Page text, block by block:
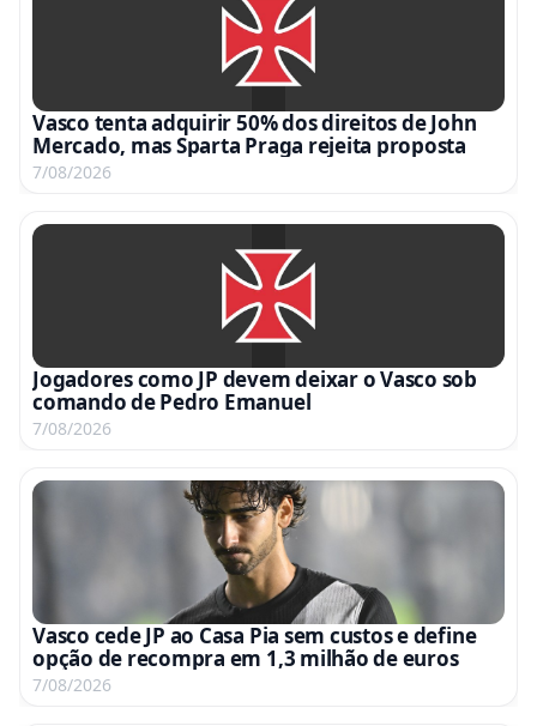
Vasco tenta adquirir 50% dos direitos de John
Mercado, mas Sparta Praga rejeita proposta
7/08/2026
Jogadores como JP devem deixar o Vasco sob
comando de Pedro Emanuel
7/08/2026
Vasco cede JP ao Casa Pia sem custos e define
opção de recompra em 1,3 milhão de euros
7/08/2026